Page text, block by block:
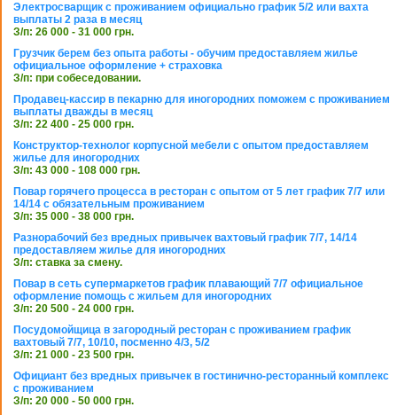
Электросварщик с проживанием официально график 5/2 или вахта
выплаты 2 раза в месяц
З/п: 26 000 - 31 000 грн.
Грузчик берем без опыта работы - обучим предоставляем жилье
официальное оформление + страховка
З/п: при собеседовании.
Продавец-кассир в пекарню для иногородних поможем с проживанием
выплаты дважды в месяц
З/п: 22 400 - 25 000 грн.
Конструктор-технолог корпусной мебели с опытом предоставляем
жилье для иногородних
З/п: 43 000 - 108 000 грн.
Повар горячего процесса в ресторан с опытом от 5 лет график 7/7 или
14/14 с обязательным проживанием
З/п: 35 000 - 38 000 грн.
Разнорабочий без вредных привычек вахтовый график 7/7, 14/14
предоставляем жилье для иногородних
З/п: ставка за смену.
Повар в сеть супермаркетов график плавающий 7/7 официальное
оформление помощь с жильем для иногородних
З/п: 20 500 - 24 000 грн.
Посудомойщица в загородный ресторан с проживанием график
вахтовый 7/7, 10/10, посменно 4/3, 5/2
З/п: 21 000 - 23 500 грн.
Официант без вредных привычек в гостинично-ресторанный комплекс
с проживанием
З/п: 20 000 - 50 000 грн.